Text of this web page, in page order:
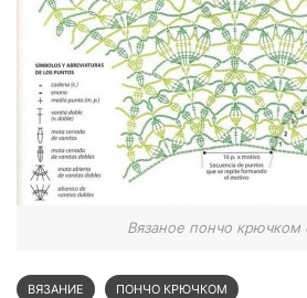
Вязаное пончо крючком
ВЯЗАНИЕ ПОНЧО КРЮЧКОМ